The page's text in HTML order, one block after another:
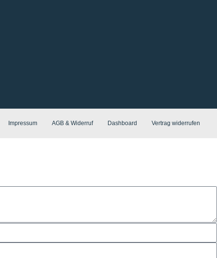
Impressum AGB & Widerruf Dashboard Vertrag widerrufen